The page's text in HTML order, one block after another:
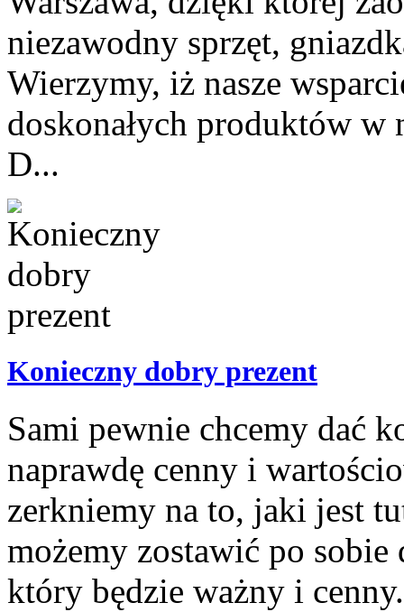
niezawodny sprzęt,
Wierzymy, iż nasze
doskonałych produktów
D...
Konieczny dobry prezent
Sami pewnie chcemy dać
naprawdę cenny i
zerkniemy na to, jaki jest
możemy zostawić po
który będzie ważny i